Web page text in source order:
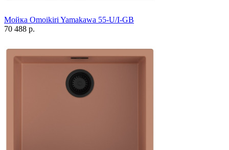
Мойка Omoikiri Yamakawa 55-U/I-GB
70 488 р.